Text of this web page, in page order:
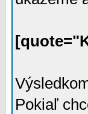
Pokiaľ